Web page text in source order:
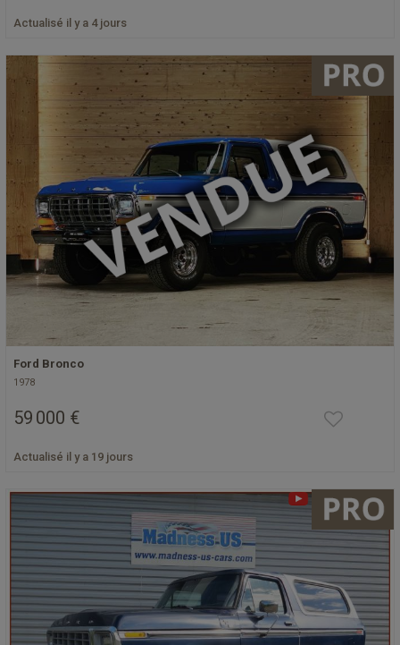
Actualisé il y a 4 jours
Ford Bronco
1978
59 000 €
Actualisé il y a 19 jours